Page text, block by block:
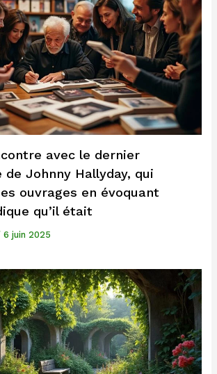
avec le dernier
de Johnny Hallyday, qui
ouvrages en évoquant
qu’il était
6 juin 2025